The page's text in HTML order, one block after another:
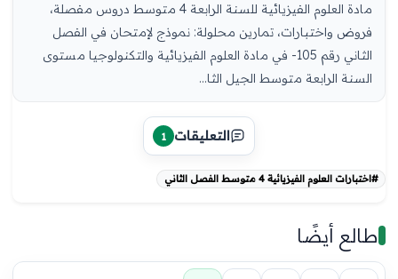
مادة العلوم الفيزيائية للسنة الرابعة 4 متوسط دروس مفصلة،
فروض واختبارات، تمارين محلولة: نموذج لإمتحان في الفصل
الثاني رقم 105- في مادة العلوم الفيزيائية والتكنولوجيا مستوى
السنة الرابعة متوسط الجيل الثا...
التعليقات 1
#اختبارات العلوم الفيزيائية 4 متوسط الفصل الثاني
طالع أيضًا